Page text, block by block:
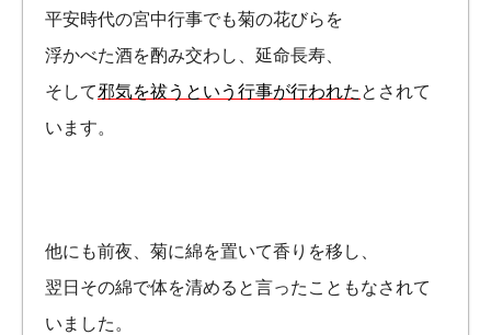
平安時代の宮中行事でも菊の花びらを
浮かべた酒を酌み交わし、延命長寿、
そして邪気を祓うという行事が行われた とされて
います。
他にも前夜、菊に綿を置いて香りを移し、
翌日その綿で体を清めると言ったこともなされて
いました。